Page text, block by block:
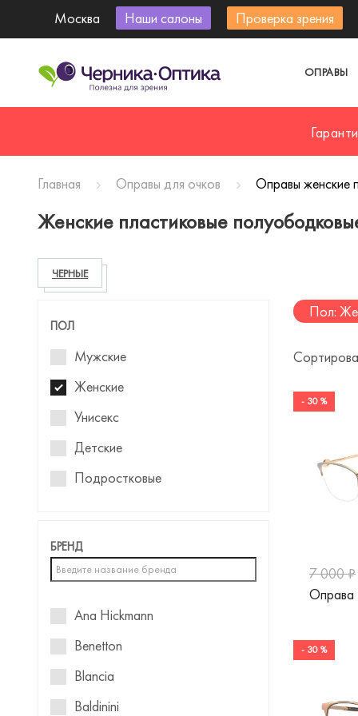
Москва Наши салоны Проверка зрения
ОПРАВЫ
Главная Оправы для очков Оправы женские
Женские пластиковые
ЧЕРНЫЕ
ПОЛ
Мужские
Женские
Унисекс
Детские
Подростковые
БРЕНД
Ana Hickmann
Benetton
Blancia
Baldinini
Пол:
- 30 %
7 000 ₽
- 30 %